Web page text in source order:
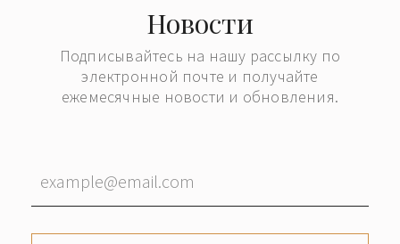
Новости
Подписывайтесь на нашу рассылку по
электронной почте и получайте
ежемесячные новости и обновления.